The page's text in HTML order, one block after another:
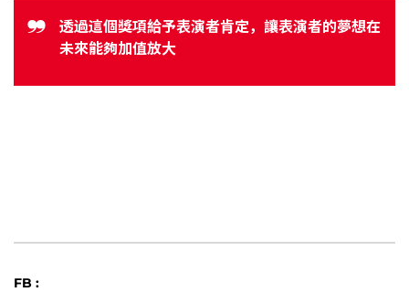
透過這個獎項給予表演者肯定，讓表演者的夢想在
未來能夠加值放大
FB :